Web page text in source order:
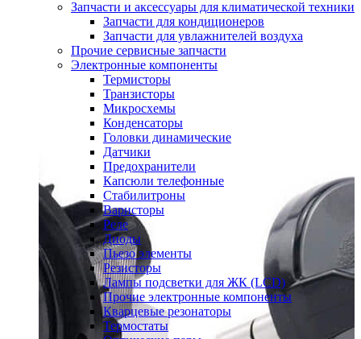
Запчасти и аксессуары для климатической техники
Запчасти для кондиционеров
Запчасти для увлажнителей воздуха
Прочие сервисные запчасти
Электронные компоненты
Термисторы
Транзисторы
Микросхемы
Конденсаторы
Головки динамические
Датчики
Предохранители
Капсюли телефонные
Стабилитроны
Варисторы
Реле
Диоды
Пьезо элементы
Резисторы
Лампы подсветки для ЖК (LCD)
Прочие электронные компоненты
Кварцевые резонаторы
Термостаты